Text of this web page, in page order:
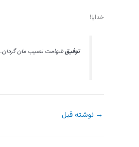
خدايا!
توفيقشهامت نصيب مان گردان.
→ نوشته قبل